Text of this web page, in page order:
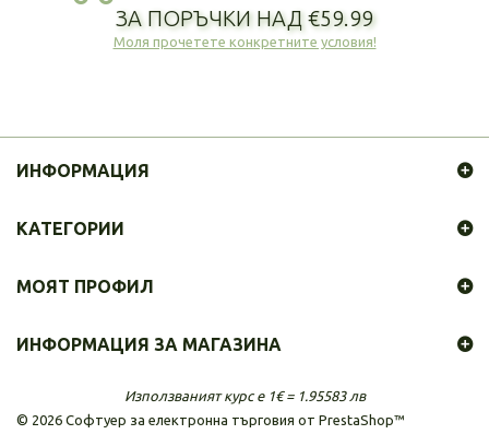
ЗА ПОРЪЧКИ НАД €59.99
Моля прочетете конкретните условия!
ИНФОРМАЦИЯ
© 2026 Софтуер за електронна търговия от PrestaShop™
КАТЕГОРИИ
МОЯТ ПРОФИЛ
ИНФОРМАЦИЯ ЗА МАГАЗИНА
Използваният курс е 1€ = 1.95583 лв